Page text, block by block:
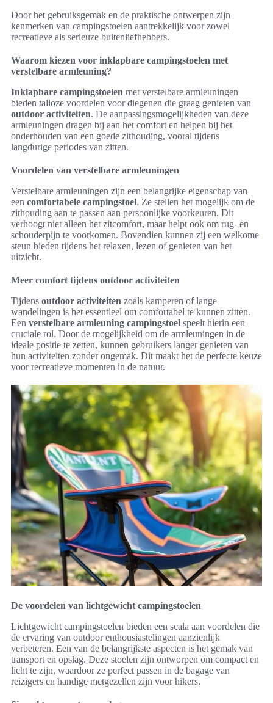
Door het gebruiksgemak en de praktische ontwerpen zijn
kenmerken van campingstoelen aantrekkelijk voor zowel
recreatieve als serieuze buitenliefhebbers.
Waarom kiezen voor inklapbare campingstoelen met
verstelbare armleuning?
Inklapbare campingstoelen met verstelbare armleuningen
bieden talloze voordelen voor diegenen die graag genieten van
outdoor activiteiten. De aanpassingsmogelijkheden van deze
armleuningen dragen bij aan het comfort en helpen bij het
onderhouden van een goede zithouding, vooral tijdens
langdurige periodes van zitten.
Voordelen van verstelbare armleuningen
Verstelbare armleuningen zijn een belangrijke eigenschap van
een comfortabele campingstoel. Ze stellen het mogelijk om de
zithouding aan te passen aan persoonlijke voorkeuren. Dit
verhoogt niet alleen het zitcomfort, maar helpt ook om rug- en
schouderpijn te voorkomen. Bovendien kunnen zij een welkome
steun bieden tijdens het relaxen, lezen of genieten van het
uitzicht.
Meer comfort tijdens outdoor activiteiten
Tijdens outdoor activiteiten zoals kamperen of lange
wandelingen is het essentieel om comfortabel te kunnen zitten.
Een verstelbare armleuning campingstoel speelt hierin een
cruciale rol. Door de mogelijkheid om de armleuningen in de
ideale positie te zetten, kunnen gebruikers langer genieten van
hun activiteiten zonder ongemak. Dit maakt het de perfecte keuze
voor recreatieve momenten in de natuur.
De voordelen van lichtgewicht campingstoelen
Lichtgewicht campingstoelen bieden een scala aan voordelen die
de ervaring van outdoor enthousiastelingen aanzienlijk
verbeteren. Een van de belangrijkste aspecten is het gemak van
transport en opslag. Deze stoelen zijn ontworpen om compact en
licht te zijn, waardoor ze perfect passen in de bagage van
reizigers en handige metgezellen zijn voor hikers.